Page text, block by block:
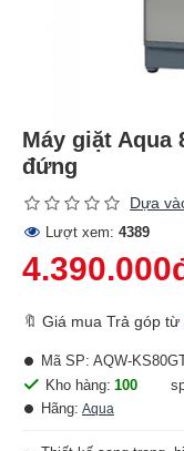
Máy giặt Aqua
đứng
Dựa
Lượt xem: 4389
🔖 Giá mua Trả góp từ
Kho hàng: 100
Hãng: Aqua
Mã SP: AQW-